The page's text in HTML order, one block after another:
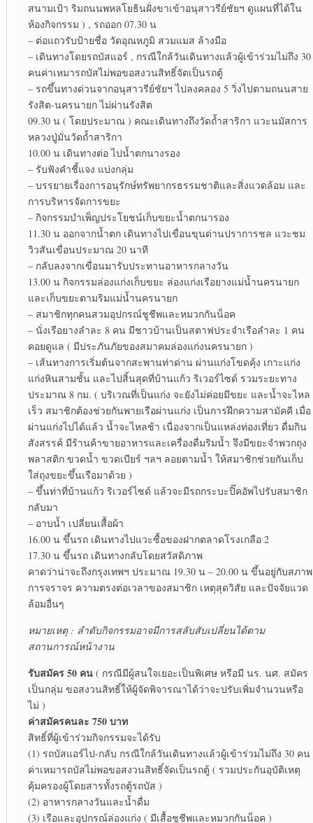
สนามเป้า ริมถนนพหลโยธินฝั่งขาเข้าอนุสาวรีย์ชัยฯ ดูแผนที่ได้ใน
ห้องกิจกรรม ) , รถออก 07.30 น
– ต่อแถวรับป้ายชื่อ วัดอุณหภูมิ สวมแมส ล้างมือ
– เดินทางโดยรถบัสแอร์ , กรณีใกล้วันเดินทางแล้วผู้เข้าร่วมไม่ถึง 30
คนค่าเหมารถบัสไม่พอขอสงวนสิทธิ์จัดเป็นรถตู้
– รถขึ้นทางด่วนจากอนุสาวรีย์ชัยฯ ไปลงคลอง 5 วิ่งไปตามถนนสาย
รังสิต-นครนายก ไม่ผ่านรังสิต
09.30 น ( โดยประมาณ ) คณะเดินทางถึงวัดถ้ำสาริกา แวะนมัสการ
หลวงปู่มั่นวัดถ้ำสาริกา
10.00 น เดินทางต่อ ไปน้ำตกนางรอง
– รับฟังคำชี้แจง แบ่งกลุ่ม
– บรรยายเรื่องการอนุรักษ์ทรัพยากรธรรมชาติและสิ่งแวดล้อม และ
การบริหารจัดการขยะ
– กิจกรรมบำเพ็ญประโยชน์เก็บขยะน้ำตกนารอง
11.30 น ออกจากน้ำตก เดินทางไปเขื่อนขุนด่านปราการชล แวะชม
วิวสันเขื่อนประมาณ 20 นาที
– กลับลงจากเขื่อนมารับประทานอาหารกลางวัน
13.00 น กิจกรรมล่องแก่งเก็บขยะ ล่องแก่งเรือยางแม่น้ำนครนายก
และเก็บขยะตามริมแม่น้ำนครนายก
– สมาชิกทุกคนสวมอุปกรณ์ชูชีพและหมวกกันน็อค
– นั่งเรือยางลำละ 8 คน มีชาวบ้านเป็นสตาฟประจำเรือลำละ 1 คน
คอยดูแล ( มีประภันภัยของสมาคมล่องแก่งนครนายก )
– เส้นทางการเริ่มต้นจากสะพานท่าด่าน ผ่านแก่งโขดคุ้ง เกาะแก่ง
แก่งหินสามชั้น และไปสิ้นสุดที่บ้านแก้ว ริเวอร์ไซด์ รวมระยะทาง
ประมาณ 8 กม. ( บริเวณที่เป็นแก่ง จะยังไม่ค่อยมีขยะ และน้ำจะไหล
เร็ว สมาชิกต้องช่วยกันพายเรือผ่านแก่ง เป็นการฝึกความสามัคคี เมื่อ
ผ่านแก่งไปได้แล้ว น้ำจะไหลช้า เนื่องจากเป็นแหล่งท่องเที่ยว ดื่มกิน
สังสรรค์ มีร้านค้าขายอาหารและเครื่องดื่มริมน้ำ จึงมีขยะจำพวกถุง
พลาสติก ขวดน้ำ ขวดเบียร์ ฯลฯ ลอยตามน้ำ ให้สมาชิกช่วยกันเก็บ
ใส่ถุงขยะขึ้นเรือมาด้วย )
– ขึ้นท่าที่บ้านแก้ว ริเวอร์ไซด์ แล้วจะมีรถกระบะปิ๊คอัพไปรับสมาชิก
กลับมา
– อาบน้ำ เปลี่ยนเสื้อผ้า
16.00 น ขึ้นรถ เดินทางไปแวะซื้อของฝากตลาดโรงเกลือ 2
17.30 น ขึ้นรถ เดินทางกลับโดยสวัสดิภาพ
คาดว่าน่าจะถึงกรุงเทพฯ ประมาณ 19.30 น – 20.00 น ขึ้นอยู่กับสภาพ
การจราจร ความตรงต่อเวลาของสมาชิก เหตุสุดวิสัย และปัจจัยแวด
ล้อมอื่นๆ
หมายเหตุ : ลำดับกิจกรรมอาจมีการสลับสับเปลี่ยนได้ตาม
สถานการณ์หน้างาน
รับสมัคร 50 คน( กรณีมีผู้สนใจเยอะเป็นพิเศษ หรือมี นร. นศ. สมัคร
เป็นกลุ่ม ขอสงวนสิทธิ์ให้ผู้จัดพิจารณาได้ว่าจะปรับเพิ่มจำนวนหรือ
ไม่ )
ค่าสมัครคนละ 750 บาท
สิทธิ์ที่ผู้เข้าร่วมกิจกรรมจะได้รับ
(1) รถบัสแอร์ไป-กลับ กรณีใกล้วันเดินทางแล้วผู้เข้าร่วมไม่ถึง 30 คน
ค่าเหมารถบัสไม่พอขอสงวนสิทธิ์จัดเป็นรถตู้ ( รวมประกันอุบัติเหตุ
คุ้มครองผู้โดยสารทั้งรถตู้รถบัส )
(2) อาหารกลางวันและน้ำดื่ม
(3) เรือและอุปกรณ์ล่องแก่ง ( มีเสื้อชูชีพและหมวกกันน็อค )